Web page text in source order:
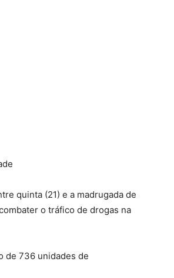
quinta (21) e a madrugada de
o tráfico de drogas na
de 736 unidades de